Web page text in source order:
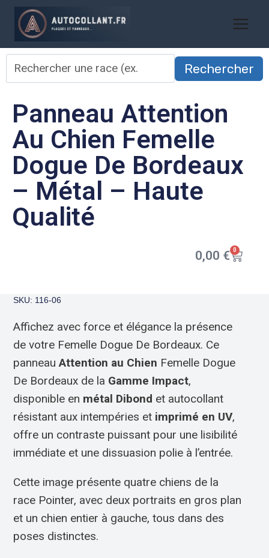
Rechercher
Panneau Attention
Au Chien Femelle
Dogue De Bordeaux
– Métal – Haute
Qualité
0,00 € 0
SKU: 116-06
Affichez avec force et élégance la présence
de votre Femelle Dogue De Bordeaux. Ce
panneauAttention au Chien Femelle Dogue
De Bordeaux de la Gamme Impact,
disponible en métal Dibond et autocollant
résistant aux intempéries et imprimé en UV,
offre un contraste puissant pour une lisibilité
immédiate et une dissuasion polie à l’entrée.
Cette image présente quatre chiens de la
race Pointer, avec deux portraits en gros plan
et un chien entier à gauche, tous dans des
poses distinctes.